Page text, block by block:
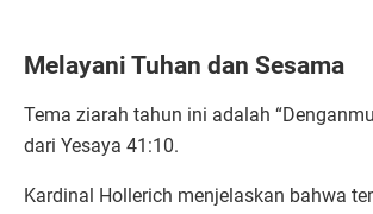
Melayani Tuhan dan Sesama
Tema ziarah tahun ini adalah
dari Yesaya 41:10.
Kardinal Hollerich menjelaskan bahwa